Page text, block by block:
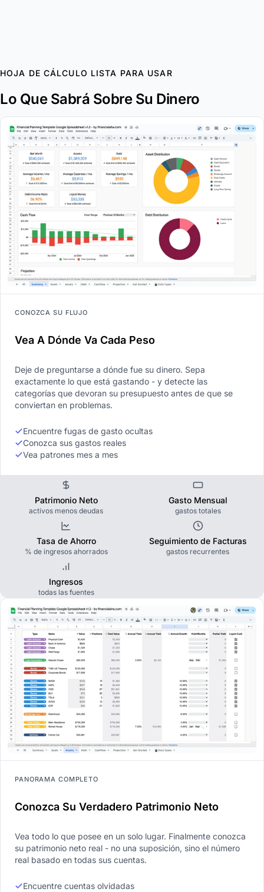
HOJA DE CÁLCULO LISTA PARA USAR
Lo Que Sabrá Sobre Su Dinero
CONOZCA SU FLUJO
Vea A Dónde Va Cada Peso
Deje de preguntarse a dónde fue su dinero. Sepa
exactamente lo que está gastando - y detecte las
categorías que devoran su presupuesto antes de que se
conviertan en problemas.
Encuentre fugas de gasto ocultas
Conozca sus gastos reales
Vea patrones mes a mes
Patrimonio Neto
activos menos deudas
Gasto Mensual
gastos totales
Tasa de Ahorro
% de ingresos ahorrados
Seguimiento de Facturas
gastos recurrentes
Ingresos
todas las fuentes
PANORAMA COMPLETO
Conozca Su Verdadero Patrimonio Neto
Vea todo lo que posee en un solo lugar. Finalmente conozca
su patrimonio neto real - no una suposición, sino el número
real basado en todas sus cuentas.
Encuentre cuentas olvidadas